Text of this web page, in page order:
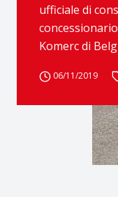
ufficiale di
Komerc di
06/11/2019